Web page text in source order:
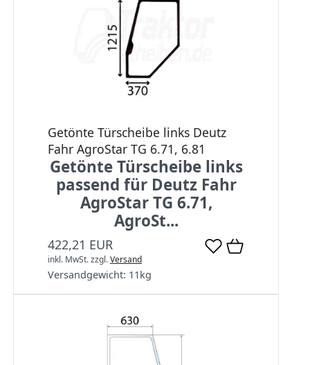
Getönte Türscheibe links Deutz
Fahr AgroStar TG 6.71, 6.81
Getönte Türscheibe links
passend für Deutz Fahr
AgroStar TG 6.71,
AgroSt...
422,21 EUR
inkl. MwSt.zzgl.Versand
Versandgewicht: 11 kg